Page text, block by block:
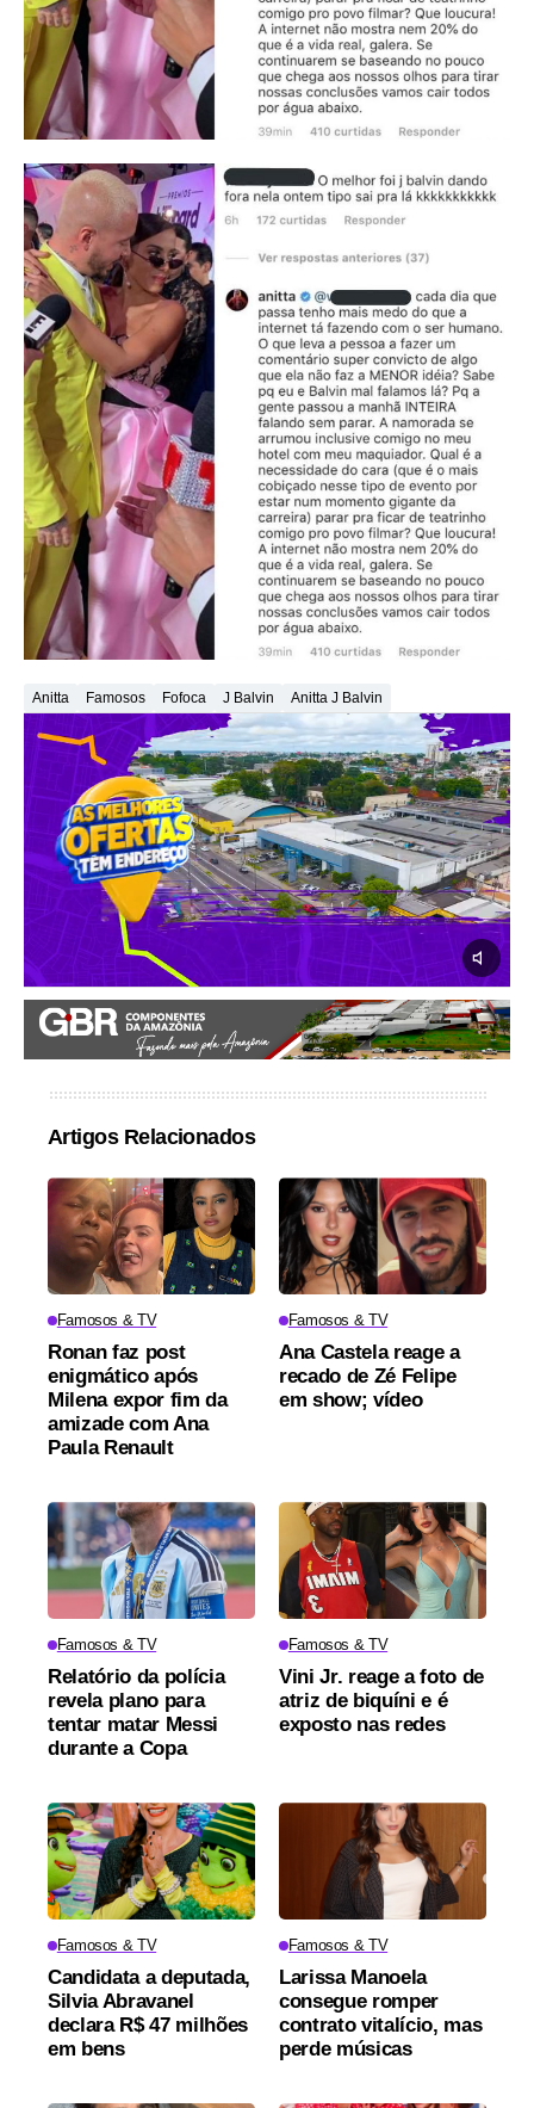
Anitta Famosos Fofoca J Balvin Anitta J Balvin
Artigos Relacionados
Famosos & TV
Ronan faz post
enigmático após
Milena expor fim da
amizade com Ana
Paula Renault
Famosos & TV
Ana Castela reage a
recado de Zé Felipe
em show; vídeo
Famosos & TV
Relatório da polícia
revela plano para
tentar matar Messi
durante a Copa
Famosos & TV
Vini Jr. reage a foto de
atriz de biquíni e é
exposto nas redes
Famosos & TV
Candidata a deputada,
Silvia Abravanel
declara R$ 47 milhões
em bens
Famosos & TV
Larissa Manoela
consegue romper
contrato vitalício, mas
perde músicas